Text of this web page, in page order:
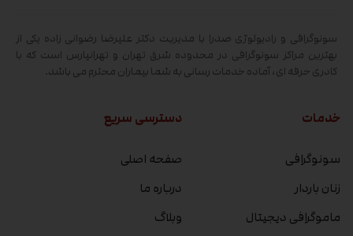
سونوگرافی و رادیولوژی صدرا با مدیریت دکتر علیرضا رضوانی زاده یکی از
بهترین مراکز سونوگرافی در محدوده شرق تهران و تهرانپارس است که با
کادری حرفه ای، آماده خدمات رسانی به شما بیماران محترم می باشد.
خدمات
سونوگرافی
زنان باردار
ماموگرافی دیجیتال
دسترسی سریع
صفحه اصلی
درباره ما
وبلاگ